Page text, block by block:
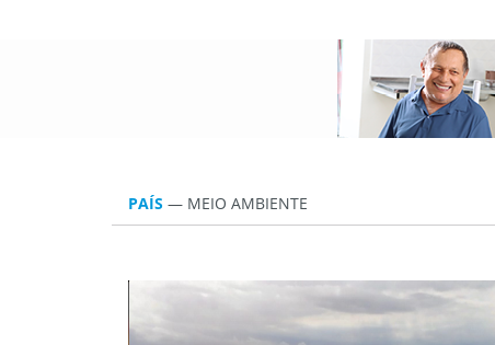
PAÍS — MEIO AMBIENTE